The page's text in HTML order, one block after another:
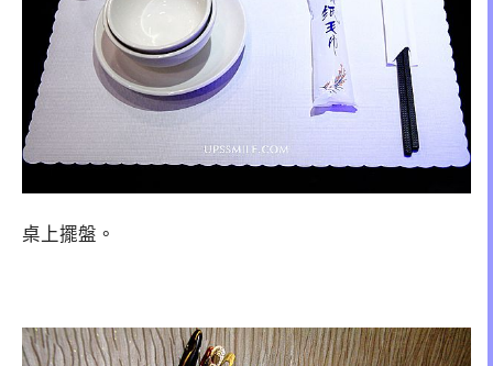
桌上擺盤。